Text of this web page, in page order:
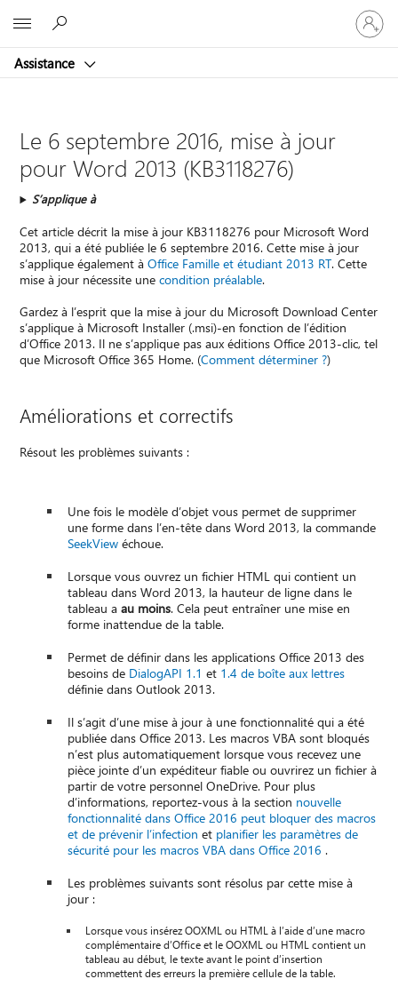
Assistance
vous
à
compte
Le 6 septembre 2016, mise à jour
pour Word 2013 (KB3118276)
S’applique à
Cet article décrit la mise à jour KB3118276 pour Microsoft Word
2013, qui a été publiée le 6 septembre 2016. Cette mise à jour
s’applique également àOffice Famille et étudiant 2013 RT. Cette
mise à jour nécessite unecondition préalable.
Gardez à l’esprit que la mise à jour du Microsoft Download Center
s’applique à Microsoft Installer (.msi)-en fonction de l’édition
d’Office 2013. Il ne s’applique pas aux éditions Office 2013-clic, tel
que Microsoft Office 365 Home. (Comment déterminer ?)
Améliorations et correctifs
Résout les problèmes suivants :
Une fois le modèle d’objet vous permet de supprimer
une forme dans l’en-tête dans Word 2013, la commande
SeekView échoue.
Lorsque vous ouvrez un fichier HTML qui contient un
tableau dans Word 2013, la hauteur de ligne dans le
tableau aau moins. Cela peut entraîner une mise en
forme inattendue de la table.
Permet de définir dans les applications Office 2013 des
besoins de DialogAPI 1.1 et 1.4 de boîte aux lettres
définie dans Outlook 2013.
Il s’agit d’une mise à jour à une fonctionnalité qui a été
publiée dans Office 2013. Les macros VBA sont bloqués
n’est plus automatiquement lorsque vous recevez une
pièce jointe d’un expéditeur fiable ou ouvrirez un fichier à
partir de votre personnel OneDrive. Pour plus
d’informations, reportez-vous à la section nouvelle
fonctionnalité dans Office 2016 peut bloquer des macros
et de prévenir l’infection et planifier les paramètres de
sécurité pour les macros VBA dans Office 2016 .
Les problèmes suivants sont résolus par cette mise à
jour :
Lorsque vous insérez OOXML ou HTML à l’aide d’une macro
complémentaire d’Office et le OOXML ou HTML contient un
tableau au début, le texte avant le point d’insertion
commettent des erreurs la première cellule de la table.